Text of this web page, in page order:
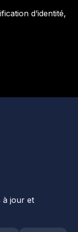
d’identité,
à jour et